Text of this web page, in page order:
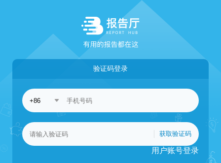
验证码登录
获取验证码
用户账号登录